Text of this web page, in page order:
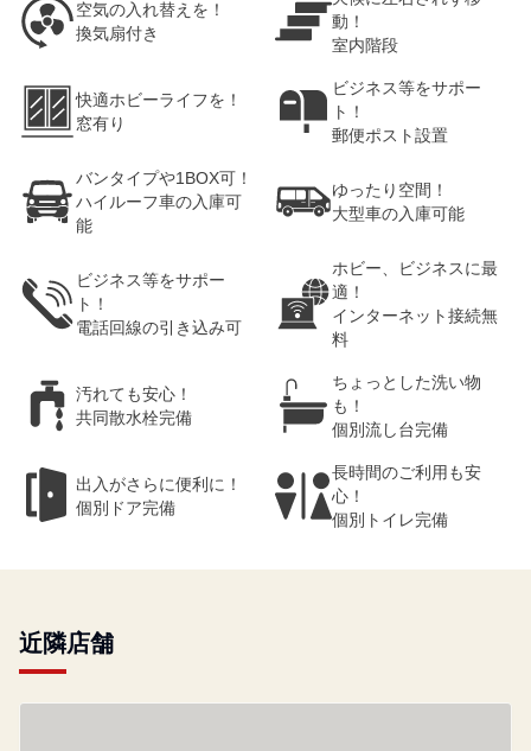
空気の入れ替えを！
換気扇付き
動！
室内階段
快適ホビーライフを！
窓有り
ビジネス等をサポー
ト！
郵便ポスト設置
バンタイプや1BOX可！
ハイルーフ車の入庫可
能
ゆったり空間！
大型車の入庫可能
ビジネス等をサポー
ト！
電話回線の引き込み可
ホビー、ビジネスに最
適！
インターネット接続無
料
汚れても安心！
共同散水栓完備
ちょっとした洗い物
も！
個別流し台完備
出入がさらに便利に！
個別ドア完備
長時間のご利用も安
心！
個別トイレ完備
近隣店舗